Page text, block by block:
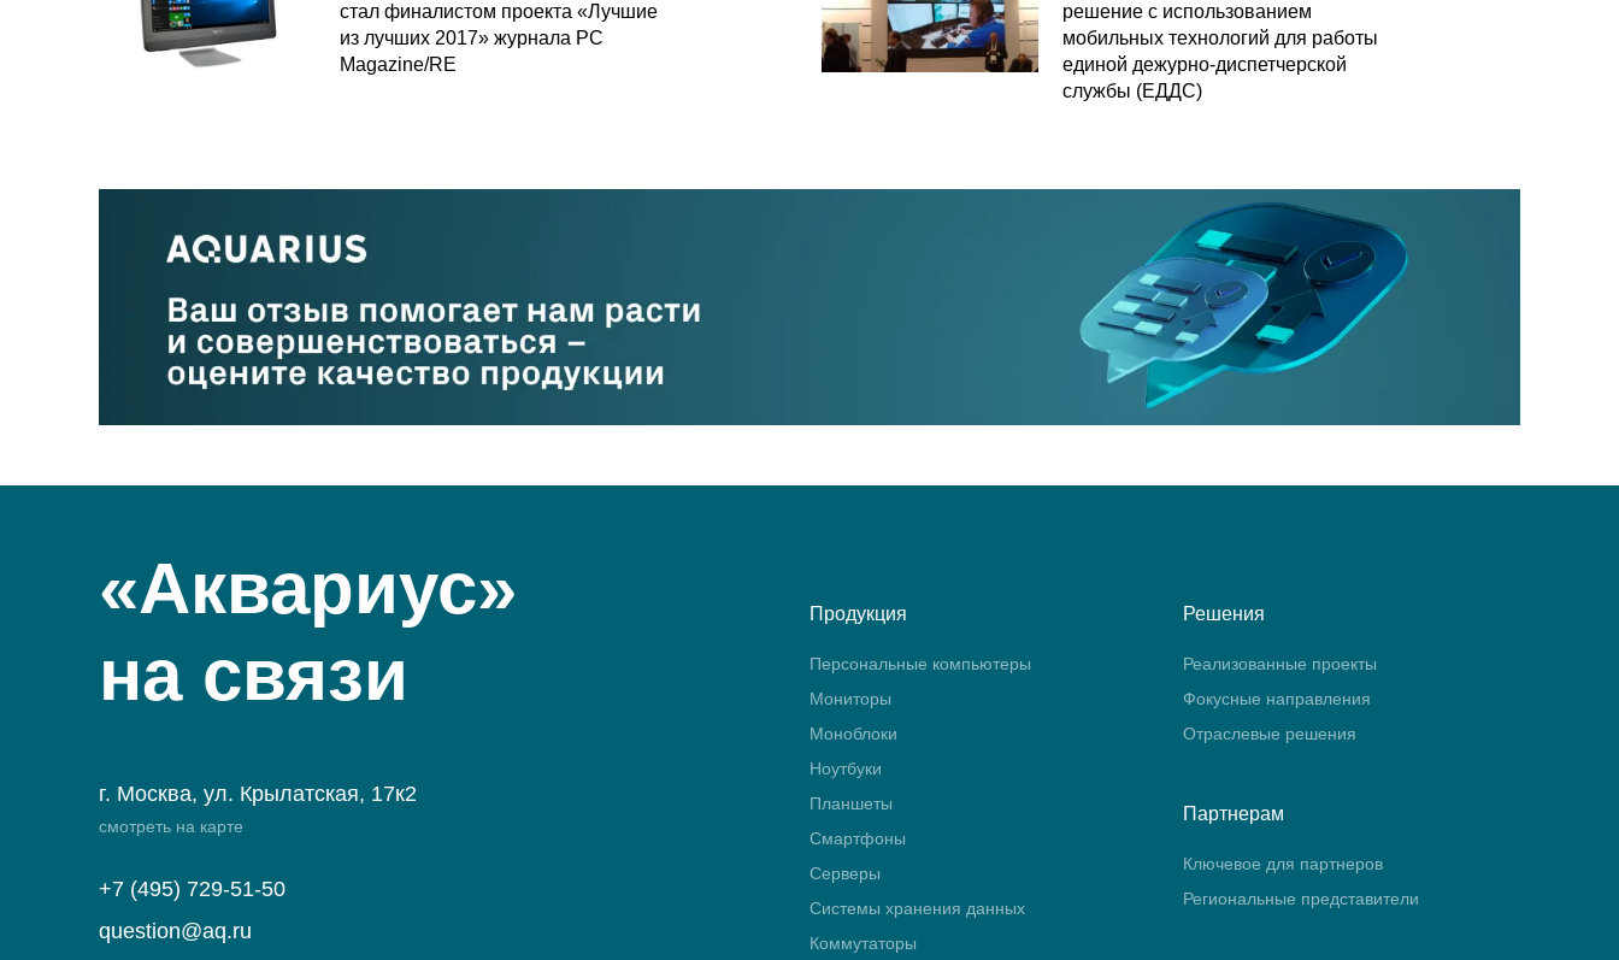
стал финалистом проекта «Лучшие
из лучших 2017» журнала PC
Magazine/RE
решение с использованием
мобильных технологий для работы
единой дежурно-диспетчерской
службы (ЕДДС)
«Аквариус»
на связи
г. Москва, ул. Крылатская, 17к2
смотреть на карте
+7 (495) 729-51-50
question@aq.ru
Продукция
Персональные компьютеры
Мониторы
Моноблоки
Ноутбуки
Планшеты
Смартфоны
Серверы
Системы хранения данных
Коммутаторы
Решения
Реализованные проекты
Фокусные направления
Отраслевые решения
Партнерам
Ключевое для партнеров
Региональные представители